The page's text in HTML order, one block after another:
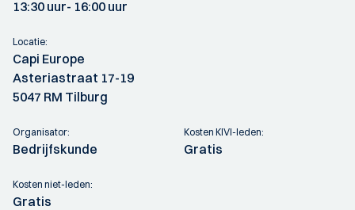
13:30 uur- 16:00 uur
Locatie:
Capi Europe
Asteriastraat 17-19
5047 RM Tilburg
Organisator:
Bedrijfskunde
Kosten KIVI-leden:
Gratis
Kosten niet-leden:
Gratis